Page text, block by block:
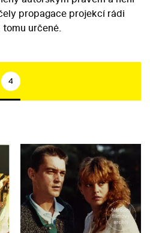
propagace projekcí rádi
určené.
4